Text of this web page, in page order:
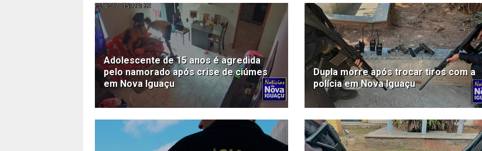
Adolescente de 15 anos é agredida
pelo namorado após crise de ciúmes
em Nova Iguaçu
Dupla morre após trocar tiros com a
polícia em Nova Iguaçu